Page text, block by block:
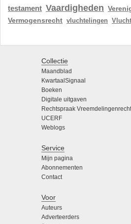
testament Vaardigheden
Vermogensrecht vluchtelingen
Collectie
Maandblad
KwartaalSignaal
Boeken
Digitale uitgaven
Rechtspraak Vreemdelingenrecht
UCERF
Weblogs
Service
Mijn pagina
Abonnementen
Contact
Voor
Auteurs
Adverteerders